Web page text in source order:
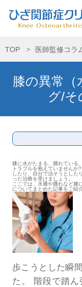
TOP 医師監修コラ
膝の異常
グ/そ
膝に水がたまる、腫れている
トラブルを抱えていませんか
したり、自分で治そうとした
った治療を受けましょう。
ここでは、水腫や腫れなど膝
についてまとめた記事をご紹
歩こうとした瞬
た。 階段で踏